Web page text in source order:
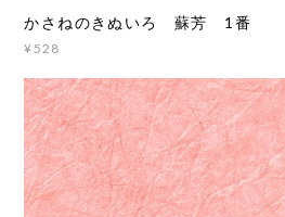
かさねのきぬいろ 蘇芳 1番
¥528